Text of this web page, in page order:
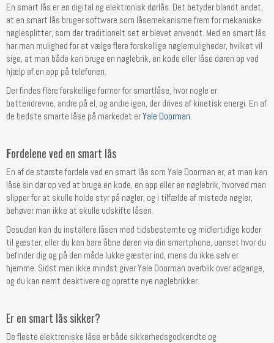
En smart lås er en digital og elektronisk dørlås. Det betyder blandt andet,
at en smart lås bruger software som låsemekanisme frem for mekaniske
nøglesplitter, som der traditionelt set er blevet anvendt. Med en smart lås
har man mulighed for at vælge flere forskellige nøglemuligheder, hvilket vil
sige, at man både kan bruge en nøglebrik, en kode eller låse døren op ved
hjælp af en app på telefonen.
Der findes flere forskellige former for smartlåse, hvor nogle er
batteridrevne, andre på el, og andre igen, der drives af kinetisk energi. En af
de bedste smarte låse på markedet erYale Doorman.
Fordelene ved en smart lås
En af de største fordele ved en smart lås som Yale Doorman er, at man kan
låse sin dør op ved at bruge en kode, en app eller en nøglebrik, hvorved man
slipper for at skulle holde styr på nøgler, og i tilfælde af mistede nøgler,
behøver man ikke at skulle udskifte låsen.
Desuden kan du installere låsen med tidsbestemte og midlertidige koder
til gæster, eller du kan bare åbne døren via din smartphone, uanset hvor du
befinder dig og på den måde lukke gæster ind, mens du ikke selv er
hjemme. Sidst men ikke mindst giver Yale Doorman overblik over adgange,
og du kan nemt deaktivere og oprette nye nøglebrikker.
Er en smart lås sikker?
De fleste elektroniske låse er både sikkerhedsgodkendte og